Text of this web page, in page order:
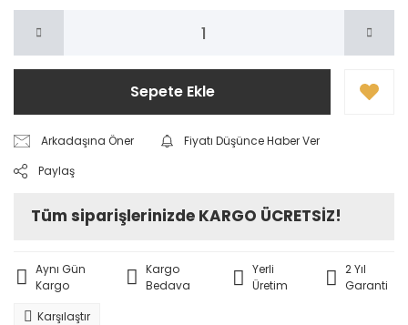
Sepete Ekle
Arkadaşına Öner
Fiyatı Düşünce Haber Ver
Paylaş
Tüm siparişlerinizde KARGO ÜCRETSİZ!
Aynı Gün
Kargo
Kargo
Bedava
Yerli
Üretim
2 Yıl
Garanti
Karşılaştır